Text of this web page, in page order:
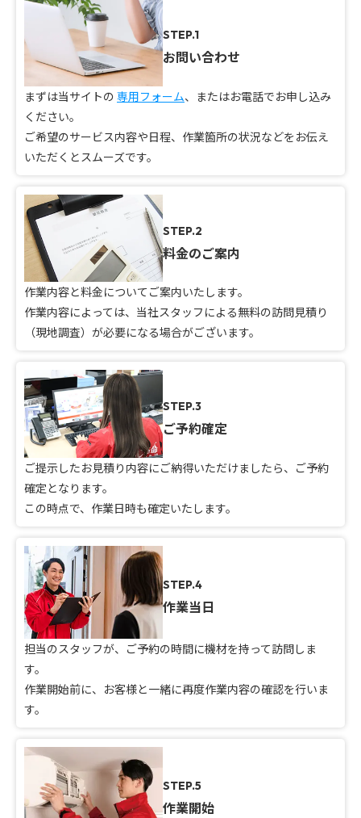
STEP.1
お問い合わせ
まずは当サイトの 専用フォーム、またはお電話でお申し込み
ください。
ご希望のサービス内容や日程、作業箇所の状況などをお伝え
いただくとスムーズです。
STEP.2
料金のご案内
作業内容と料金についてご案内いたします。
作業内容によっては、当社スタッフによる無料の訪問見積り
（現地調査）が必要になる場合がございます。
STEP.3
ご予約確定
ご提示したお見積り内容にご納得いただけましたら、ご予約
確定となります。
この時点で、作業日時も確定いたします。
STEP.4
作業当日
担当のスタッフが、ご予約の時間に機材を持って訪問しま
す。
作業開始前に、お客様と一緒に再度作業内容の確認を行いま
す。
STEP.5
作業開始